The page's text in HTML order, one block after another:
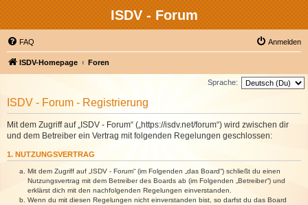
ISDV - Forum
FAQ Anmelden
ISDV-Homepage Foren
Sprache:
ISDV - Forum - Registrierung
Mit dem Zugriff auf „ISDV - Forum“ („https://isdv.net/forum“) wird zwischen dir
und dem Betreiber ein Vertrag mit folgenden Regelungen geschlossen:
1. NUTZUNGSVERTRAG
Mit dem Zugriff auf „ISDV - Forum“ (im Folgenden „das Board“) schließt du einen
Nutzungsvertrag mit dem Betreiber des Boards ab (im Folgenden „Betreiber“) und
erklärst dich mit den nachfolgenden Regelungen einverstanden.
Wenn du mit diesen Regelungen nicht einverstanden bist, so darfst du das Board